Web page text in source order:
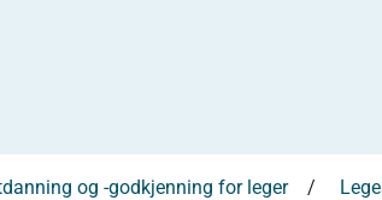
og -godkjenning for leger